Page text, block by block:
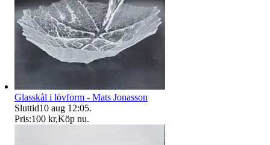
Glasskål i lövform - Mats Jonasson
Sluttid10 aug 12:05.
Pris:100 kr,Köp nu.